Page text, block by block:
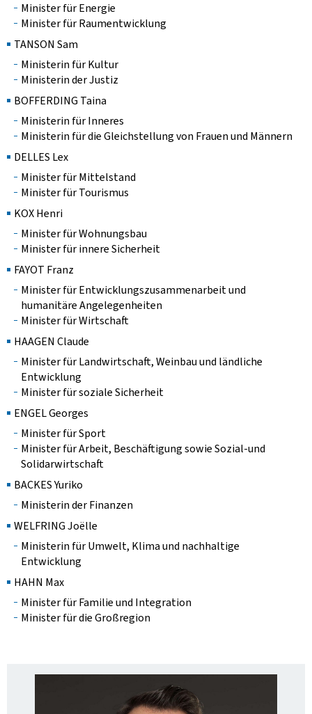
Minister für Energie
Minister für Raumentwicklung
TANSON Sam
Ministerin für Kultur
Ministerin der Justiz
BOFFERDING Taina
Ministerin für Inneres
Ministerin für die Gleichstellung von Frauen und Männern
DELLES Lex
Minister für Mittelstand
Minister für Tourismus
KOX Henri
Minister für Wohnungsbau
Minister für innere Sicherheit
FAYOT Franz
Minister für Entwicklungszusammenarbeit und
humanitäre Angelegenheiten
Minister für Wirtschaft
HAAGEN Claude
Minister für Landwirtschaft, Weinbau und ländliche
Entwicklung
Minister für soziale Sicherheit
ENGEL Georges
Minister für Sport
Minister für Arbeit, Beschäftigung sowie Sozial-und
Solidarwirtschaft
BACKES Yuriko
Ministerin der Finanzen
WELFRING Joëlle
Ministerin für Umwelt, Klima und nachhaltige
Entwicklung
HAHN Max
Minister für Familie und Integration
Minister für die Großregion